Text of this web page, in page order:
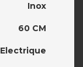
Inox
60 CM
Electrique